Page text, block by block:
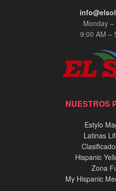
Monday
9:00 AM –
NUESTROS
Estylo
Latinas
Hispanic
Zona
My Hispanic